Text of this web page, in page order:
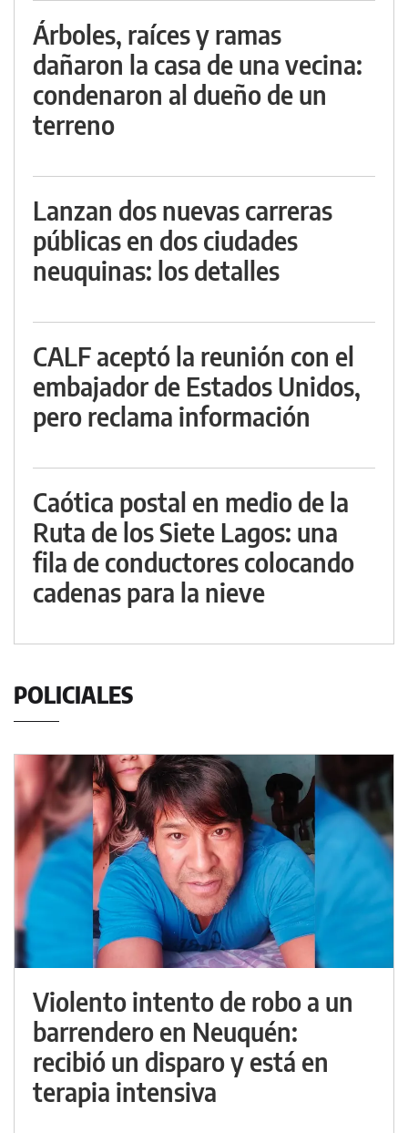
Árboles, raíces y ramas
dañaron la casa de una vecina:
condenaron al dueño de un
terreno
Lanzan dos nuevas carreras
públicas en dos ciudades
neuquinas: los detalles
CALF aceptó la reunión con el
embajador de Estados Unidos,
pero reclama información
Caótica postal en medio de la
Ruta de los Siete Lagos: una
fila de conductores colocando
cadenas para la nieve
POLICIALES
Violento intento de robo a un
barrendero en Neuquén:
recibió un disparo y está en
terapia intensiva